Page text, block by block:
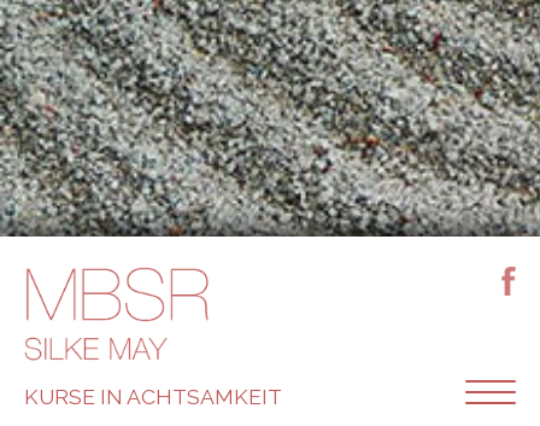
KURSE IN ACHTSAMKEIT